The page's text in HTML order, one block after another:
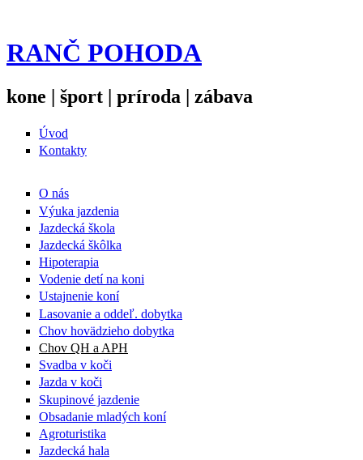
RANČ POHODA
kone | šport | príroda | zábava
Úvod
Kontakty
O nás
Výuka jazdenia
Jazdecká škola
Jazdecká škôlka
Hipoterapia
Vodenie detí na koni
Ustajnenie koní
Lasovanie a oddeľ. dobytka
Chov hovädzieho dobytka
Chov QH a APH
Svadba v koči
Jazda v koči
Skupinové jazdenie
Obsadanie mladých koní
Agroturistika
Jazdecká hala